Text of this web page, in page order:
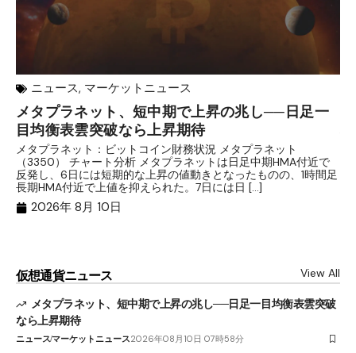
ニュース, マーケットニュース
メタプラネット、短中期で上昇の兆し──日足一
目均衡表雲突破なら上昇期待
メタプラネット：ビットコイン財務状況 メタプラネット
（3350） チャート分析 メタプラネットは日足中期HMA付近で
反発し、6日には短期的な上昇の値動きとなったものの、1時間足
長期HMA付近で上値を抑えられた。7日には日 […]
2026年 8月 10日
仮想通貨ニュース View All
メタプラネット、短中期で上昇の兆し──日足一目均衡表雲突破
なら上昇期待
ニュースマーケットニュース2026年08月10日 07時58分